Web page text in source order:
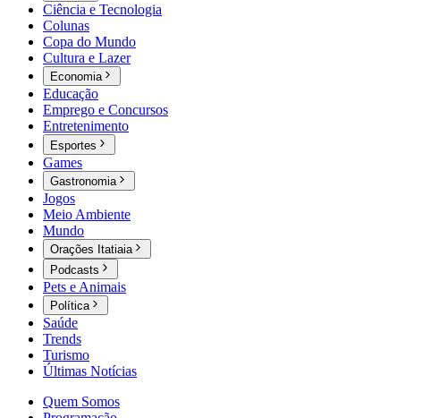
Ciência e Tecnologia
Colunas
Copa do Mundo
Cultura e Lazer
Economia
Educação
Emprego e Concursos
Entretenimento
Esportes
Games
Gastronomia
Jogos
Meio Ambiente
Mundo
Orações Itatiaia
Podcasts
Pets e Animais
Política
Saúde
Trends
Turismo
Últimas Notícias
Quem Somos